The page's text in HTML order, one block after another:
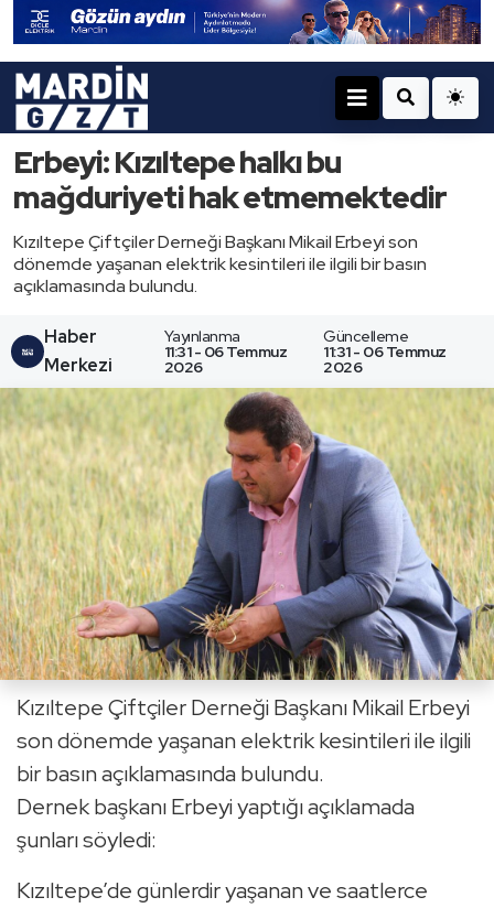
Erbeyi: Kızıltepe halkı bu
mağduriyeti hak etmemektedir
Kızıltepe Çiftçiler Derneği Başkanı Mikail Erbeyi son
dönemde yaşanan elektrik kesintileri ile ilgili bir basın
açıklamasında bulundu.
Haber
Merkezi
Yayınlanma
11:31 - 06 Temmuz
2026
Güncelleme
11:31 - 06 Temmuz
2026
Kızıltepe Çiftçiler Derneği Başkanı Mikail Erbeyi
son dönemde yaşanan elektrik kesintileri ile ilgili
bir basın açıklamasında bulundu.
Dernek başkanı Erbeyi yaptığı açıklamada
şunları söyledi:
Kızıltepe’de günlerdir yaşanan ve saatlerce